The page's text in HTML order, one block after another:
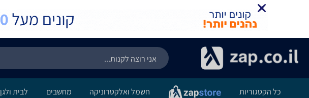
כל הקטגוריות חשמל ואלקטרוניקה מחשבים לבית ולגן